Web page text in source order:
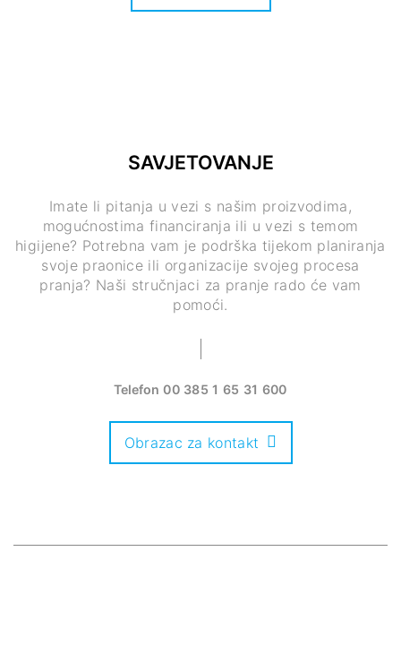
SAVJETOVANJE
Imate li pitanja u vezi s našim proizvodima,
mogućnostima financiranja ili u vezi s temom
higijene? Potrebna vam je podrška tijekom planiranja
svoje praonice ili organizacije svojeg procesa
pranja? Naši stručnjaci za pranje rado će vam
pomoći.
Telefon00 385 1 65 31 600
Obrazac za kontakt